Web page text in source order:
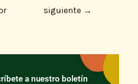
siguiente →
a nuestro boletín